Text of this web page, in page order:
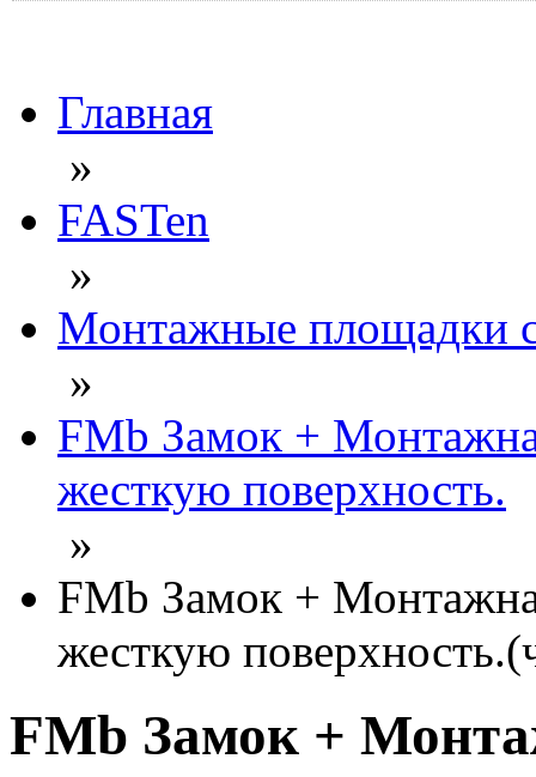
Главная
»
FASTen
»
Монтажные площадки
»
FMb Замок +
жесткую поверхность.
»
FMb Замок +
жесткую
FMb Замок +